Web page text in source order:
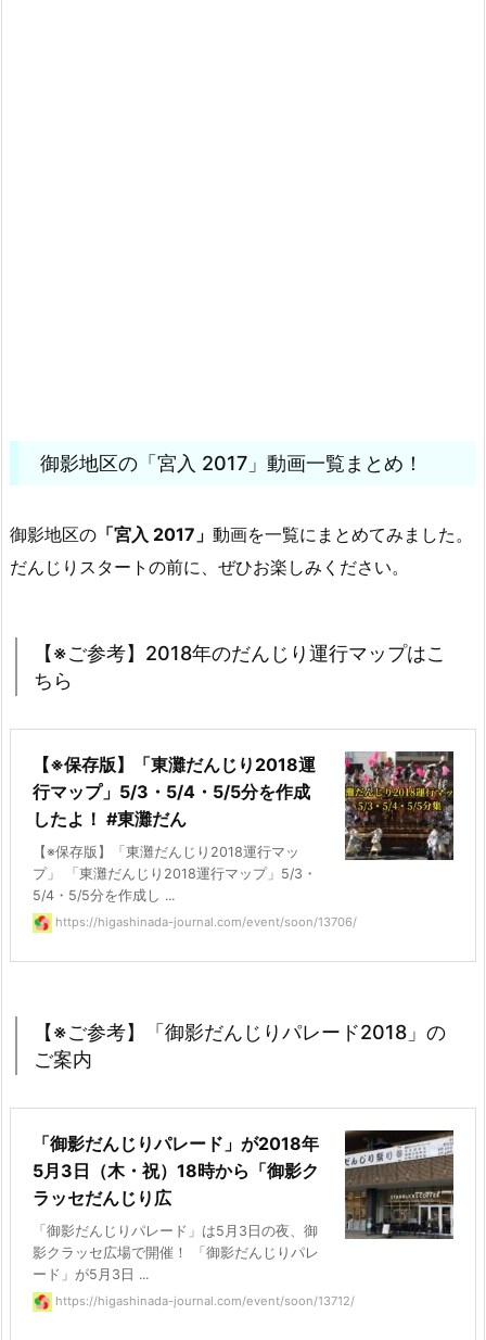
御影地区の「宮入 2017」動画一覧まとめ！
御影地区の 「宮入 2017」 動画を一覧にまとめてみました。
だんじりスタートの前に、ぜひお楽しみください。
【※ご参考】2018年のだんじり運行マップはこ
ちら
【※保存版】「東灘だんじり2018運
行マップ」5/3・5/4・5/5分を作成
したよ！ #東灘だん
【※保存版】「東灘だんじり2018運行マッ
プ」 「東灘だんじり2018運行マップ」5/3・
5/4・5/5分を作成し ...
https://higashinada-journal.com/event/soon/13706/
【※ご参考】「御影だんじりパレード2018」の
ご案内
「御影だんじりパレード」が2018年
5月3日（木・祝）18時から「御影ク
ラッセだんじり広
「御影だんじりパレード」は5月3日の夜、御
影クラッセ広場で開催！ 「御影だんじりパレ
ード」が5月3日 ...
https://higashinada-journal.com/event/soon/13712/